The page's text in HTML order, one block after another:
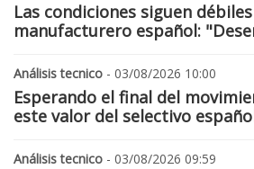
Las condiciones siguen
manufacturero español:
Análisis tecnico - 03/08/2026 10:00
Esperando el final del
este valor del selectivo
Análisis tecnico - 03/08/2026 09:59